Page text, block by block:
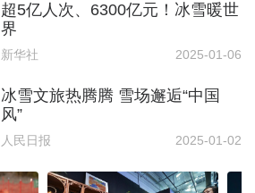
超5亿人次、6300亿元！冰雪暖世
界
新华社 2025-01-06
冰雪文旅热腾腾 雪场邂逅“中国
风”
人民日报 2025-01-02